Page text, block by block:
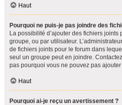
Haut
Pourquoi ne puis-je pas joindre des
La possibilité d’ajouter des fichiers
groupe, ou par utilisateur.
de fichiers joints pour le forum dans
seul un groupe peut en joindre.
pas pourquoi vous ne pouvez pas
Haut
Pourquoi ai-je reçu un avertissement ?